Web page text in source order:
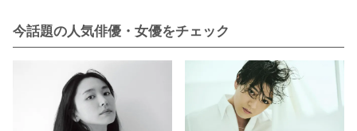
今話題の人気俳優・女優をチェック